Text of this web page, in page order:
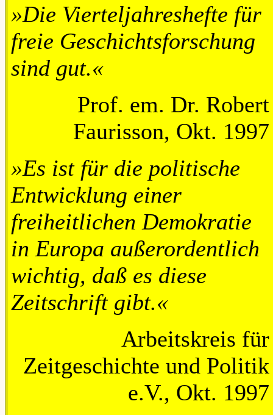
»Die Vierteljahreshefte für
freie Geschichtsforschung
sind gut.«
Prof. em. Dr. Robert
Faurisson, Okt. 1997
»Es ist für die politische
Entwicklung einer
freiheitlichen Demokratie
in Europa außerordentlich
wichtig, daß es diese
Zeitschrift gibt.«
Arbeitskreis für
Zeitgeschichte und Politik
e.V., Okt. 1997